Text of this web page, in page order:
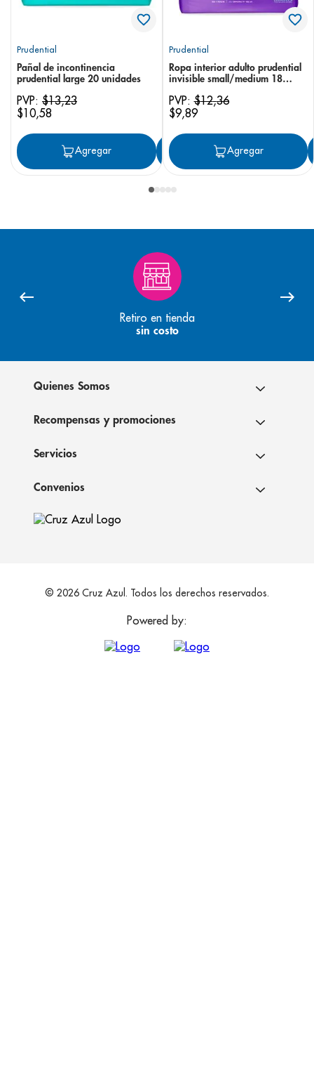
Prudential
Pañal de incontinencia
prudential large 20 unidades
PVP: $13,23
$10,58
Agregar Agregar
Prudential
Ropa interior adulto prudential
invisible small/medium 18
PVP:$12,36
$9,89
Agregar
Retiro en tienda
sin costo
Quienes Somos
Recompensas y promociones
Servicios
Convenios
© 2026 Cruz Azul. Todos los derechos reservados.
Powered by: